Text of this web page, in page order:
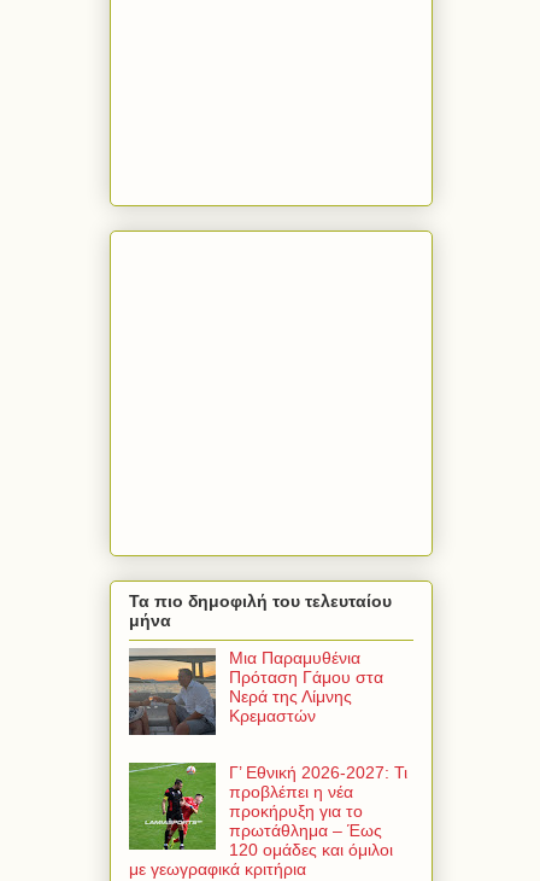
Τα πιο δημοφιλή του τελευταίου
μήνα
Μια Παραμυθένια
Πρόταση Γάμου στα
Νερά της Λίμνης
Κρεμαστών
Γ’ Εθνική 2026-2027: Τι
προβλέπει η νέα
προκήρυξη για το
πρωτάθλημα – Έως
120 ομάδες και όμιλοι
με γεωγραφικά κριτήρια